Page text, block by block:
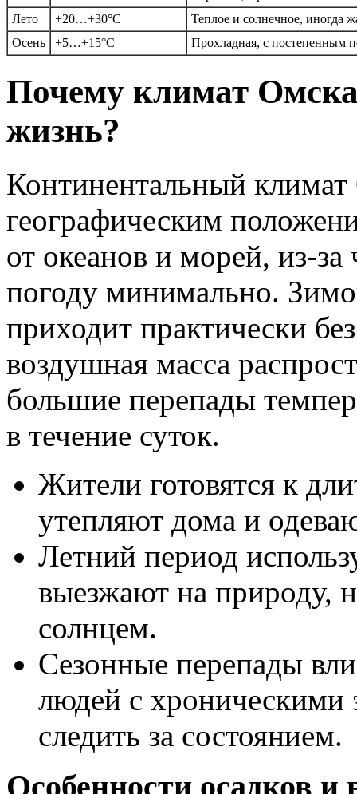
Лето
+20…+30°C
Теплое и солнечное, иногда
Осень
+5…+15°C Прохладная, с постепенным
Почему климат
жизнь?
Континентальный климат
географическим
от океанов и морей, из-
погоду минимально.
приходит практически
воздушная масса
большие перепады
в течение суток.
Жители готовятся к
утепляют дома и
Летний период
выезжают на природу,
солнцем.
Сезонные перепады
людей с хроническими
следить за состоянием.
Особенности осадков и